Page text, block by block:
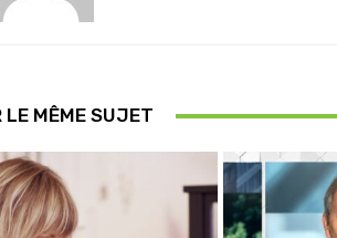
LE MÊME SUJET